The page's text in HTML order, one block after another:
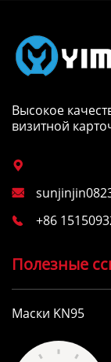
Высокое
визитной


 +86
Полезные
Маски KN95